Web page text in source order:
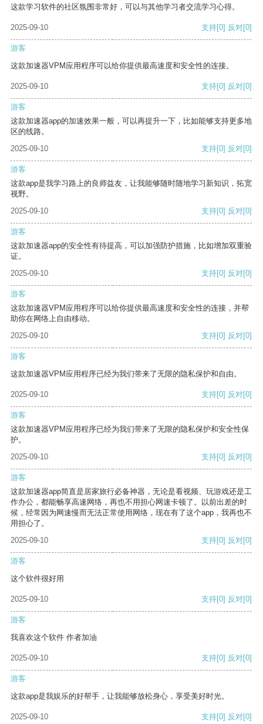
这款学习软件的社区氛围非常好，可以与其他学习者交流学习心得。
2025-09-10 支持[0] 反对[0]
游客
这款加速器VPM应用程序可以给你提供最高速度和安全性的连接。
2025-09-10 支持[0] 反对[0]
游客
这款加速器app的加速效果一般，可以再提升一下，比如能够支持更多地
区的线路。
2025-09-10
支持[0] 反对[0]
游客
这款app是我学习路上的良师益友，让我能够随时随地学习新知识，拓宽
视野。
2025-09-10
支持[0] 反对[0]
游客
这款加速器app的安全性有待提高，可以加强防护措施，比如增加双重验
证。
2025-09-10
支持[0] 反对[0]
游客
这款加速器VPM应用程序可以给你提供最高速度和安全性的连接，并帮
助你在网络上自由移动。
2025-09-10
支持[0] 反对[0]
游客
这款加速器VPM应用程序已经为我们带来了无限的隐私保护和自由。
2025-09-10 支持[0] 反对[0]
游客
这款加速器VPM应用程序已经为我们带来了无限的隐私保护和安全性保
护。
2025-09-10
支持[0] 反对[0]
游客
这款加速器app简直是居家旅行必备神器，无论是看视频、玩游戏还是工
作办公，都能畅享高速网络，再也不用担心网速卡顿了。以前出差的时
候，经常因为网速慢而无法正常使用网络，现在有了这个app，我再也不
用担心了。
2025-09-10
支持[0] 反对[0]
游客
这个软件很好用
2025-09-10 支持[0] 反对[0]
游客
我喜欢这个软件 作者加油
2025-09-10 支持[0] 反对[0]
游客
这款app是我娱乐的好帮手，让我能够放松身心，享受美好时光。
2025-09-10 支持[0] 反对[0]